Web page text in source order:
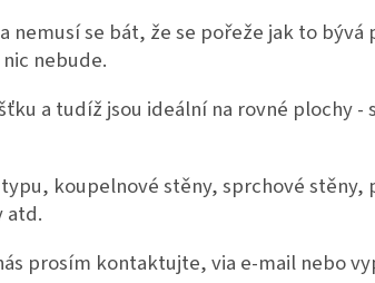
nemusí se bát, že se pořeže jak to bývá
nebude.
a tudíž jsou ideální na rovné plochy -
koupelnové stěny, sprchové stěny,
atd.
prosím kontaktujte, via e-mail nebo